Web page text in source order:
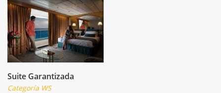
Suite Garantizada
Categoría WS